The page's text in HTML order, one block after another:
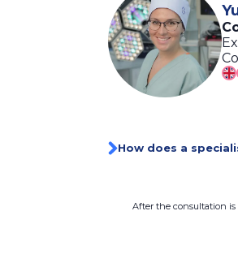
How does a
After the consultation is